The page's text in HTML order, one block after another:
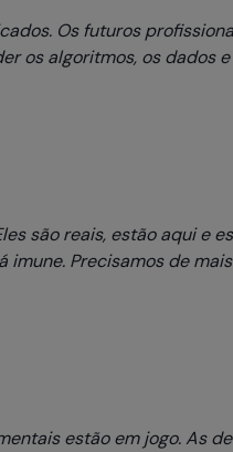
Os futuros
os algoritmos, os dados
são reais, estão aqui e
imune. Precisamos de
estão em jogo. As